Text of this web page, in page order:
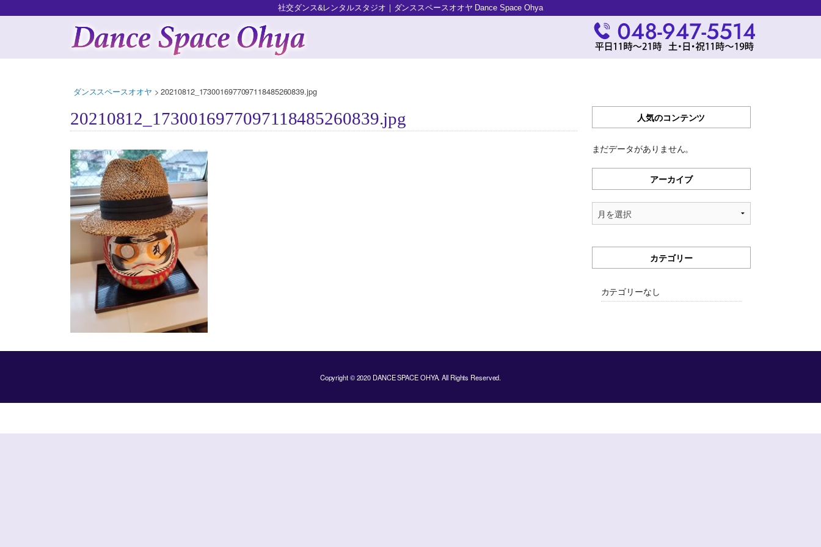
社交ダンス&レンタルスタジオ｜ダンススペースオオヤ Dance Space Ohya
ダンススペースオオヤ >20210812_1730016977097118485260839.jpg
20210812_1730016977097118485260839.jpg 人気のコンテンツ
まだデータがありません。
アーカイブ
ア
ー
ブ
カテゴリー
カテゴリーなし
Copyright © 2020 DANCE SPACE OHYA. All Rights Reserved.